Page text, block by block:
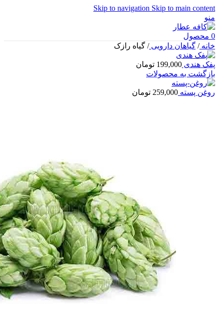
Skip to navigation Skip to main content
منو
0 محصول
خانه/ گیاهان دارویی/ گیاه رازک
پفک هندی 199,000 تومان
بازگشت به محصولات
روغن پسته 259,000 تومان